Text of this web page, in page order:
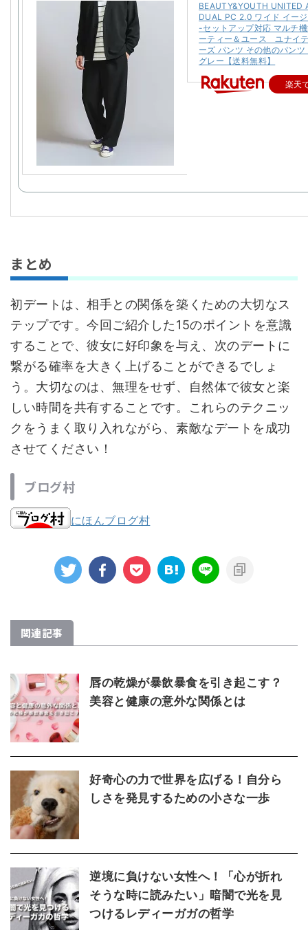
BEAUTY&YOUTH UNITED
DUAL PC 2.0 ワイド イー
-セットアップ対応 マルチ
ーティー＆ユース ユナイ
ーズ パンツ その他のパンツ
グレー【送料無料】
楽天
まとめ
初デートは、相手との関係を築くための大切なス
テップです。今回ご紹介した15のポイントを意識
することで、彼女に好印象を与え、次のデートに
繋がる確率を大きく上げることができるでしょ
う。大切なのは、無理をせず、自然体で彼女と楽
しい時間を共有することです。これらのテクニッ
クをうまく取り入れながら、素敵なデートを成功
させてください！
ブログ村
にほんブログ村
関連記事
唇の乾燥が暴飲暴食を引き起こす？
美容と健康の意外な関係とは
好奇心の力で世界を広げる！自分ら
しさを発見するための小さな一歩
逆境に負けない女性へ！「心が折れ
そうな時に読みたい」暗闇で光を見
つけるレディーガガの哲学